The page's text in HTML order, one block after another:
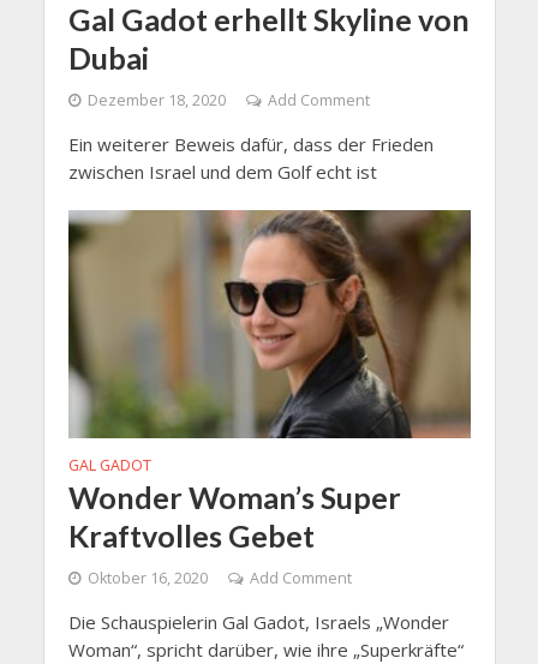
Gal Gadot erhellt Skyline von
Dubai
Dezember 18, 2020 Add Comment
Ein weiterer Beweis dafür, dass der Frieden
zwischen Israel und dem Golf echt ist
GAL GADOT
Wonder Woman’s Super
Kraftvolles Gebet
Oktober 16, 2020 Add Comment
Die Schauspielerin Gal Gadot, Israels „Wonder
Woman“, spricht darüber, wie ihre „Superkräfte“